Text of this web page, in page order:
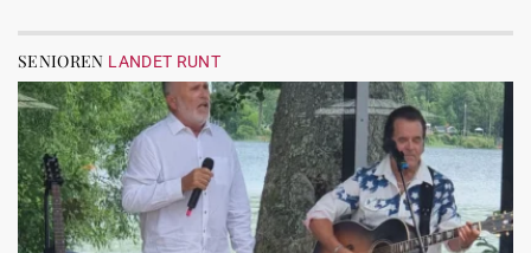
SENIOREN LANDET RUNT